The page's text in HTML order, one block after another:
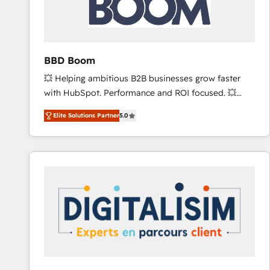
across offices and consulting teams in the UK, USA,
Canada, Germany, France, Belgium, Singapore, and
international offices and 175+ employees.
BBD Boom
💥 Helping ambitious B2B businesses grow faster
with HubSpot. Performance and ROI focused. 💥
BBD Boom is the HubSpot partner that can help you
to HubSpot Better. We work with your teams to
solve all your HubSpot challenges and improve user
adoption, sales process and marketing results.
HubSpot set-up for better results 🌐 Website design
and build using HubSpot 🔌 Integrating HubSpot
with other systems 🎓 Training your teams to be
HubSpot pros 📊 Lead generation services using
Elite Solutions Partner5.0